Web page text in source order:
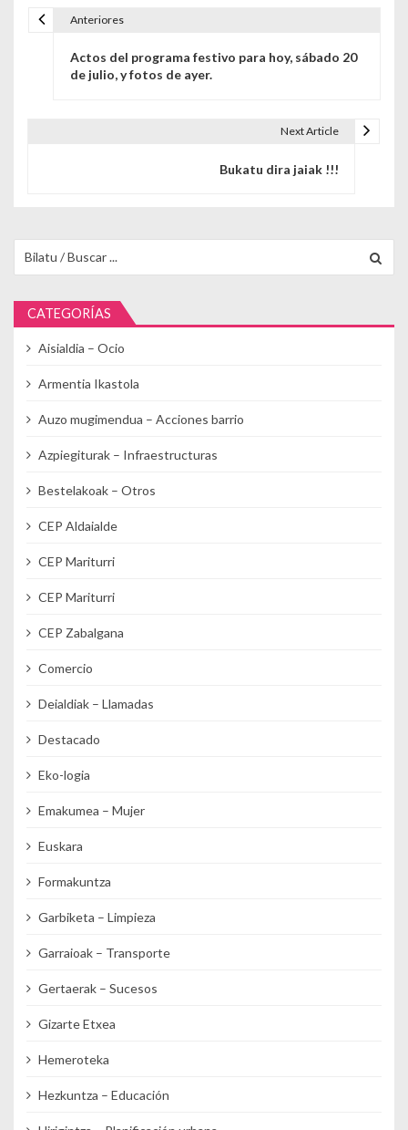
Anteriores
Actos del programa festivo para hoy, sábado 20
de julio, y fotos de ayer.
Next Article
Bukatu dira jaiak !!!
CATEGORÍAS
Aisialdia – Ocio
Armentia Ikastola
Auzo mugimendua – Acciones barrio
Azpiegiturak – Infraestructuras
Bestelakoak – Otros
CEP Aldaialde
CEP Mariturri
CEP Mariturri
CEP Zabalgana
Comercio
Deialdiak – Llamadas
Destacado
Eko-logia
Emakumea – Mujer
Euskara
Formakuntza
Garbiketa – Limpieza
Garraioak – Transporte
Gertaerak – Sucesos
Gizarte Etxea
Hemeroteka
Hezkuntza – Educación